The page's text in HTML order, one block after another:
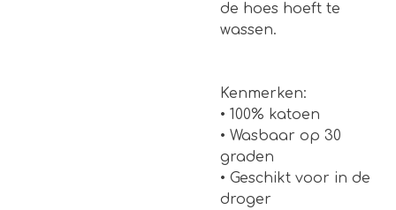
de hoes hoeft te
wassen.
Kenmerken:
• 100% katoen
• Wasbaar op 30
graden
• Geschikt voor in de
droger